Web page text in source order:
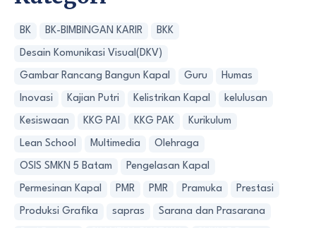
BK BK-BIMBINGAN KARIR BKK
Desain Komunikasi Visual(DKV)
Gambar Rancang Bangun Kapal Guru Humas
Inovasi Kajian Putri Kelistrikan Kapal kelulusan
Kesiswaan KKG PAI KKG PAK Kurikulum
Lean School Multimedia Olehraga
OSIS SMKN 5 Batam Pengelasan Kapal
Permesinan Kapal PMR PMR Pramuka Prestasi
Produksi Grafika sapras Sarana dan Prasarana